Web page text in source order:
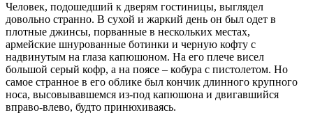
Человек, подошедший к дверям гостиницы, выглядел
довольно странно. В сухой и жаркий день он был одет в
плотные джинсы, порванные в нескольких местах,
армейские шнурованные ботинки и черную кофту с
надвинутым на глаза капюшоном. На его плече висел
большой серый кофр, а на поясе – кобура с пистолетом. Но
самое странное в его облике был кончик длинного крупного
носа, высовывавшемся из-под капюшона и двигавшийся
вправо-влево, будто принюхиваясь.